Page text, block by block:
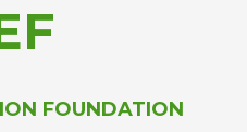
FOUNDATION